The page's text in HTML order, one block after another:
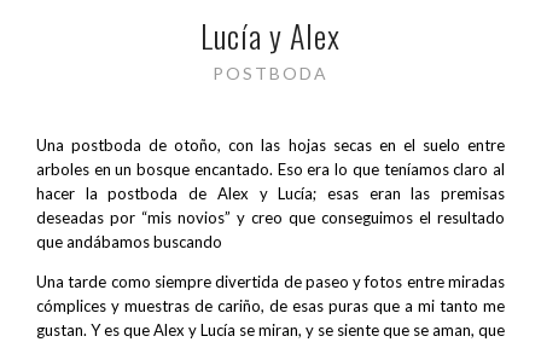
Lucía y Alex
POSTBODA
Una postboda de otoño, con las hojas secas en el suelo entre
arboles en un bosque encantado. Eso era lo que teníamos claro al
hacer la postboda de Alex y Lucía; esas eran las premisas
deseadas por “mis novios” y creo que conseguimos el resultado
que andábamos buscando
Una tarde como siempre divertida de paseo y fotos entre miradas
cómplices y muestras de cariño, de esas puras que a mi tanto me
gustan. Y es que Alex y Lucía se miran, y se siente que se aman, que